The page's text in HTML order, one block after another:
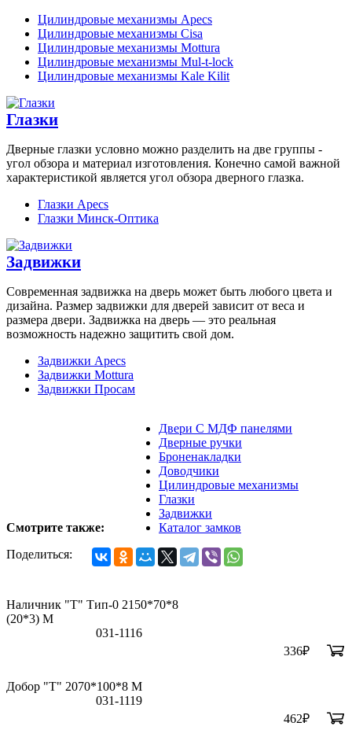
Цилиндровые механизмы Apecs
Цилиндровые механизмы Cisa
Цилиндровые механизмы Mottura
Цилиндровые механизмы Mul-t-lock
Цилиндровые механизмы Kale Kilit
Глазки
Дверные глазки условно можно разделить на две группы -
угол обзора и материал изготовления. Конечно самой важной
характеристикой является угол обзора дверного глазка.
Глазки Apecs
Глазки Минск-Оптика
Задвижки
Современная задвижка на дверь может быть любого цвета и
дизайна. Размер задвижки для дверей зависит от веса и
размера двери. Задвижка на дверь — это реальная
возможность надежно защитить свой дом.
Задвижки Apecs
Задвижки Mottura
Задвижки Просам
Смотрите также:
Двери С МДФ панелями
Дверные ручки
Броненакладки
Доводчики
Цилиндровые механизмы
Глазки
Задвижки
Каталог замков
Поделиться:
Наличник "Т" Тип-0 2150*70*8
(20*3) M
031-1116
336₽
Добор "Т" 2070*100*8 М
031-1119
462₽